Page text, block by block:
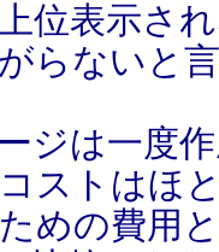
位表示さ
らないと
ジは一度
ストはほ
めの費用